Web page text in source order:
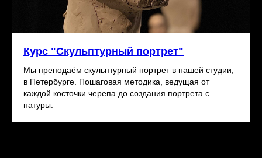
Курс "Скульптурный портрет"
Мы преподаём скульптурный портрет в нашей студии,
в Петербурге. Пошаговая методика, ведущая от
каждой косточки черепа до создания портрета с
натуры.